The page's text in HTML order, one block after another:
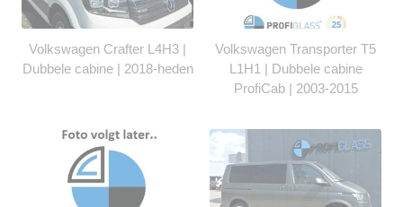
Volkswagen Crafter L4H3 |
Dubbele cabine | 2018-heden
Volkswagen Transporter T5
L1H1 | Dubbele cabine
ProfiCab | 2003-2015